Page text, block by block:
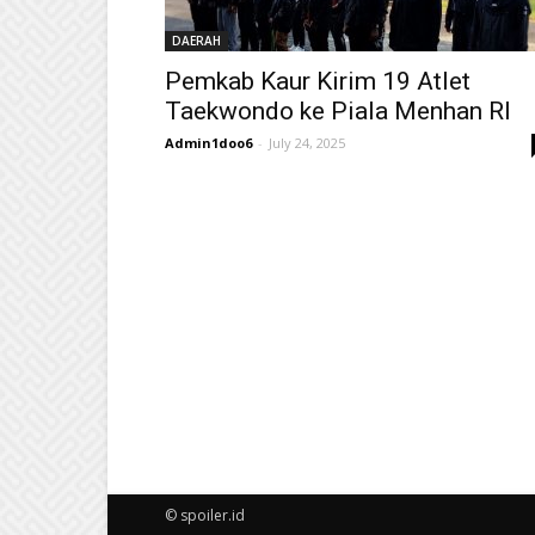
DAERAH
Pemkab Kaur Kirim 19 Atlet
Taekwondo ke Piala Menhan RI
Admin1doo6 - July 24, 2025
© spoiler.id